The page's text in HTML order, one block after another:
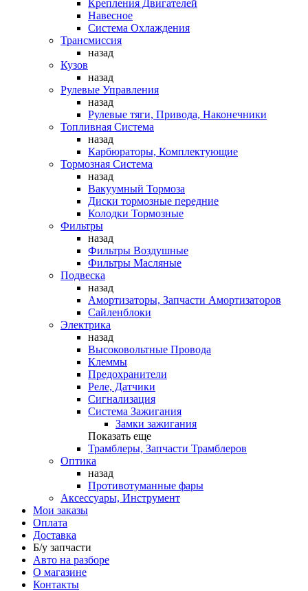
Крепления Двигателей
Навесное
Система Охлаждения
Трансмиссия
назад
Кузов
назад
Рулевые Управления
назад
Рулевые тяги, Привода, Наконечники
Топливная Система
назад
Карбюраторы, Комплектующие
Тормозная Система
назад
Вакуумный Тормоза
Диски тормозные передние
Колодки Тормозные
Фильтры
назад
Фильтры Воздушные
Фильтры Масляные
Подвеска
назад
Амортизаторы, Запчасти Амортизаторов
Сайленблоки
Электрика
назад
Высоковольтные Провода
Клеммы
Предохранители
Реле, Датчики
Сигнализация
Система Зажигания
Замки зажигания
Показать еще
Трамблеры, Запчасти Трамблеров
Оптика
назад
Противотуманные фары
Аксессуары, Инструмент
Мои заказы
Оплата
Доставка
Б/у запчасти
Авто на разборе
О магазине
Контакты